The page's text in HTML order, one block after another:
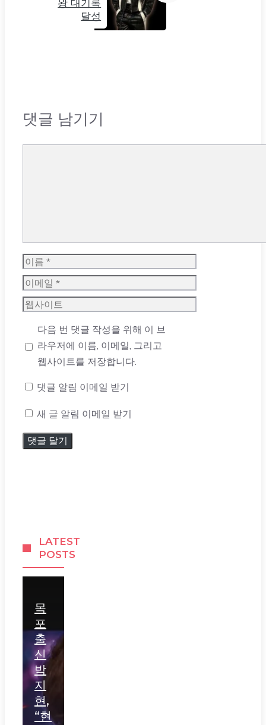
왕 대기록
달성
댓글 남기기
이
름
이
메
일
웹
트
다음 번 댓글 작성을 위해 이 브
라우저에 이름, 이메일, 그리고
웹사이트를 저장합니다.
댓글 알림 이메일 받기
새 글 알림 이메일 받기
LATEST
POSTS
목
포
출
신
박
지
현,
“현